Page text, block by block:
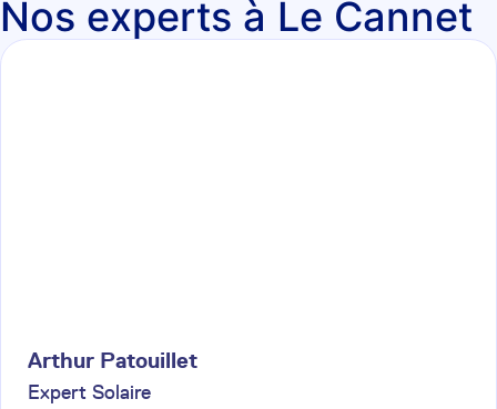
Nos experts à Le Cannet
Arthur Patouillet
Expert Solaire